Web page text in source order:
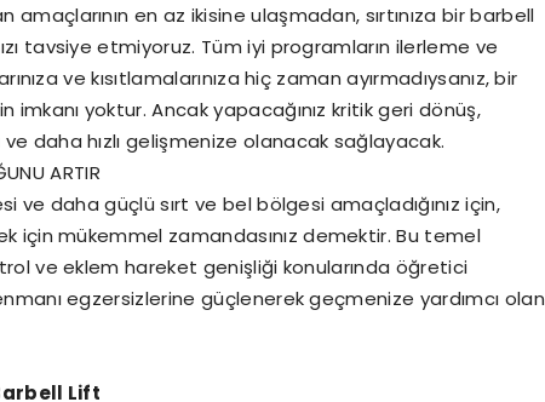
en az ikisine ulaşmadan, sırtınıza bir barbell
tavsiye etmiyoruz. Tüm iyi programların ilerleme ve
ve kısıtlamalarınıza hiç zaman ayırmadıysanız, bir
yoktur. Ancak yapacağınız kritik geri dönüş,
daha hızlı gelişmenize olanacak sağlayacak.
ARTIR
ve daha güçlü sırt ve bel bölgesi amaçladığınız için,
için mükemmel zamandasınız demektir. Bu temel
ve eklem hareket genişliği konularında öğretici
egzersizlerine güçlenerek geçmenize yardımcı olan
Lift